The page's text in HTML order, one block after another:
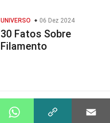
UNIVERSO 06 Dez 2024
30 Fatos Sobre
Filamento